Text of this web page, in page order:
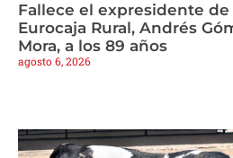
Fallece el expresidente de
Eurocaja Rural, Andrés
Mora, a los 89 años
agosto 6, 2026